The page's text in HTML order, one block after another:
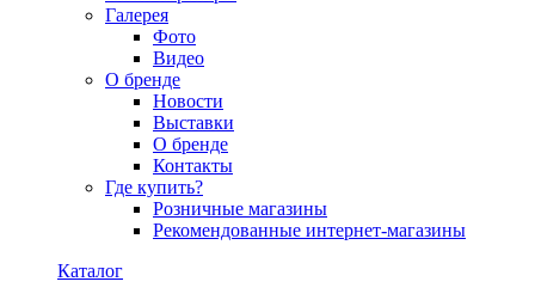
Галерея
Фото
Видео
О бренде
Новости
Выставки
О бренде
Контакты
Где купить?
Розничные магазины
Рекомендованные интернет-магазины
Каталог